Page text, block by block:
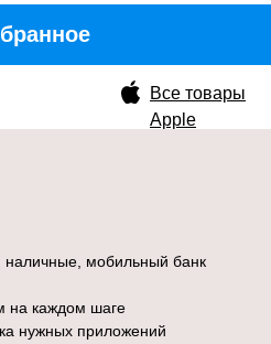
Все товары
Apple
наличные, мобильный банк
на каждом шаге
нужных приложений